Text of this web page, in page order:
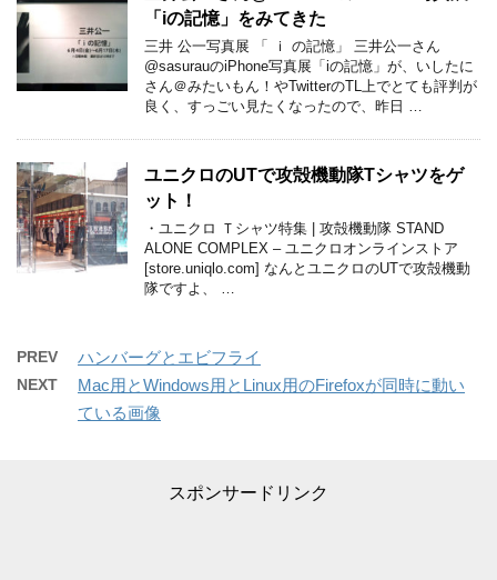
「iの記憶」をみてきた
三井 公一写真展 「 ｉ の記憶」 三井公一さん
@sasurauのiPhone写真展「iの記憶」が、いしたに
さん＠みたいもん！やTwitterのTL上でとても評判が
良く、すっごい見たくなったので、昨日 …
ユニクロのUTで攻殻機動隊Tシャツをゲ
ット！
・ユニクロ Ｔシャツ特集 | 攻殻機動隊 STAND
ALONE COMPLEX – ユニクロオンラインストア
[store.uniqlo.com] なんとユニクロのUTで攻殻機動
隊ですよ、 …
PREV ハンバーグとエビフライ
NEXT
Mac用とWindows用とLinux用のFirefoxが同時に動い
ている画像
スポンサードリンク